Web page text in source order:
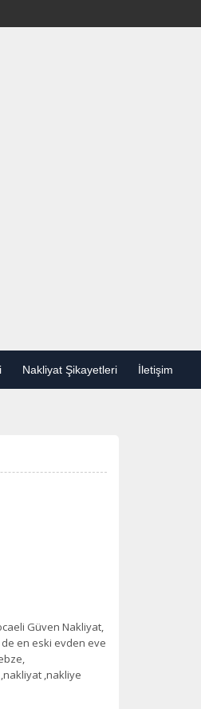
Nakliyat Şikayetleri İletişim
Güven Nakliyat,
de en eski evden eve
,nakliye